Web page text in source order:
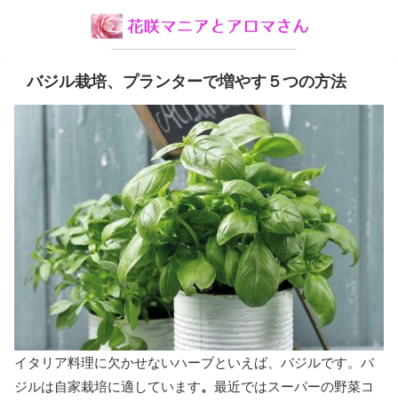
バジル栽培、プランターで増やす５つの方法
イタリア料理に欠かせないハーブといえば、バジルです。バ
ジルは自家栽培に適しています。 最近ではスーパーの野菜コ